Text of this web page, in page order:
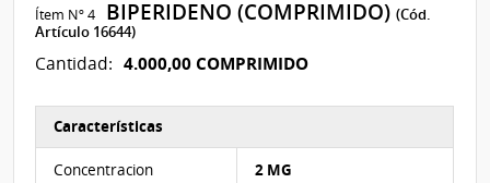
Ítem Nº 4 BIPERIDENO (COMPRIMIDO)(Cód.
Artículo 16644)
Cantidad: 4.000,00 COMPRIMIDO
Características
Concentracion 2 MG